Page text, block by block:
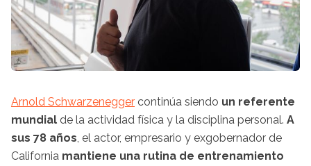
Arnold Schwarzenegger continúa siendo un referente
mundial de la actividad física y la disciplina personal. A
sus 78 años, el actor, empresario y exgobernador de
California mantiene una rutina de entrenamiento